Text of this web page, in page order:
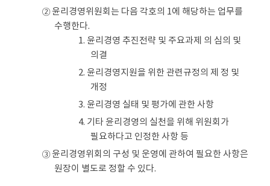
② 윤리경영위원회는 다음 각호의 1에 해당하는 업무를
수행한다.
1. 윤리경영 추진전략 및 주요과제 의 심의 및
의결
2. 윤리경영지원을 위한 관련규정의 제 정 및
개정
3. 윤리경영 실태 및 평가에 관한 사항
4. 기타 윤리경영의 실천을 위해 위원회가
필요하다고 인정한 사항 등
③ 윤리경영위회의 구성 및 운영에 관하여 필요한 사항은
원장이 별도로 정할 수 있다.